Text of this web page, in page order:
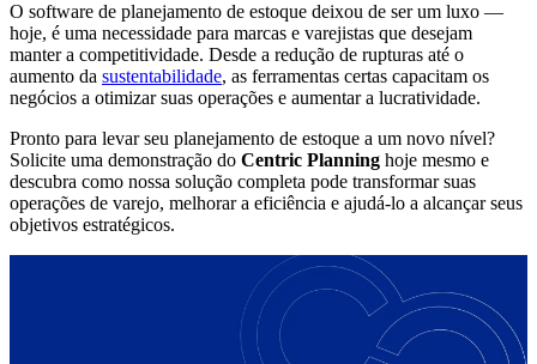
O software de planejamento de estoque deixou de ser um luxo —
hoje, é uma necessidade para marcas e varejistas que desejam
manter a competitividade. Desde a redução de rupturas até o
aumento da sustentabilidade, as ferramentas certas capacitam os
negócios a otimizar suas operações e aumentar a lucratividade.
Pronto para levar seu planejamento de estoque a um novo nível?
Solicite uma demonstração do Centric Planning hoje mesmo e
descubra como nossa solução completa pode transformar suas
operações de varejo, melhorar a eficiência e ajudá-lo a alcançar seus
objetivos estratégicos.